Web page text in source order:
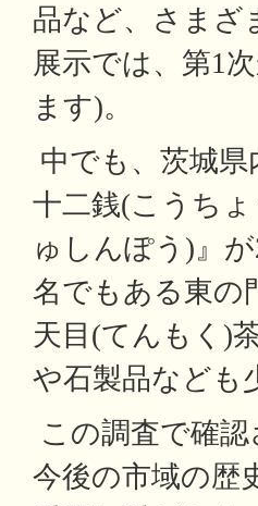
品など、さまざ
展示では、第1
ます)。
中でも、茨城
十二銭(こうち
ゅしんぽう)』
名でもある東の
天目(てんもく)
や石製品なども
この調査で確
今後の市域の歴